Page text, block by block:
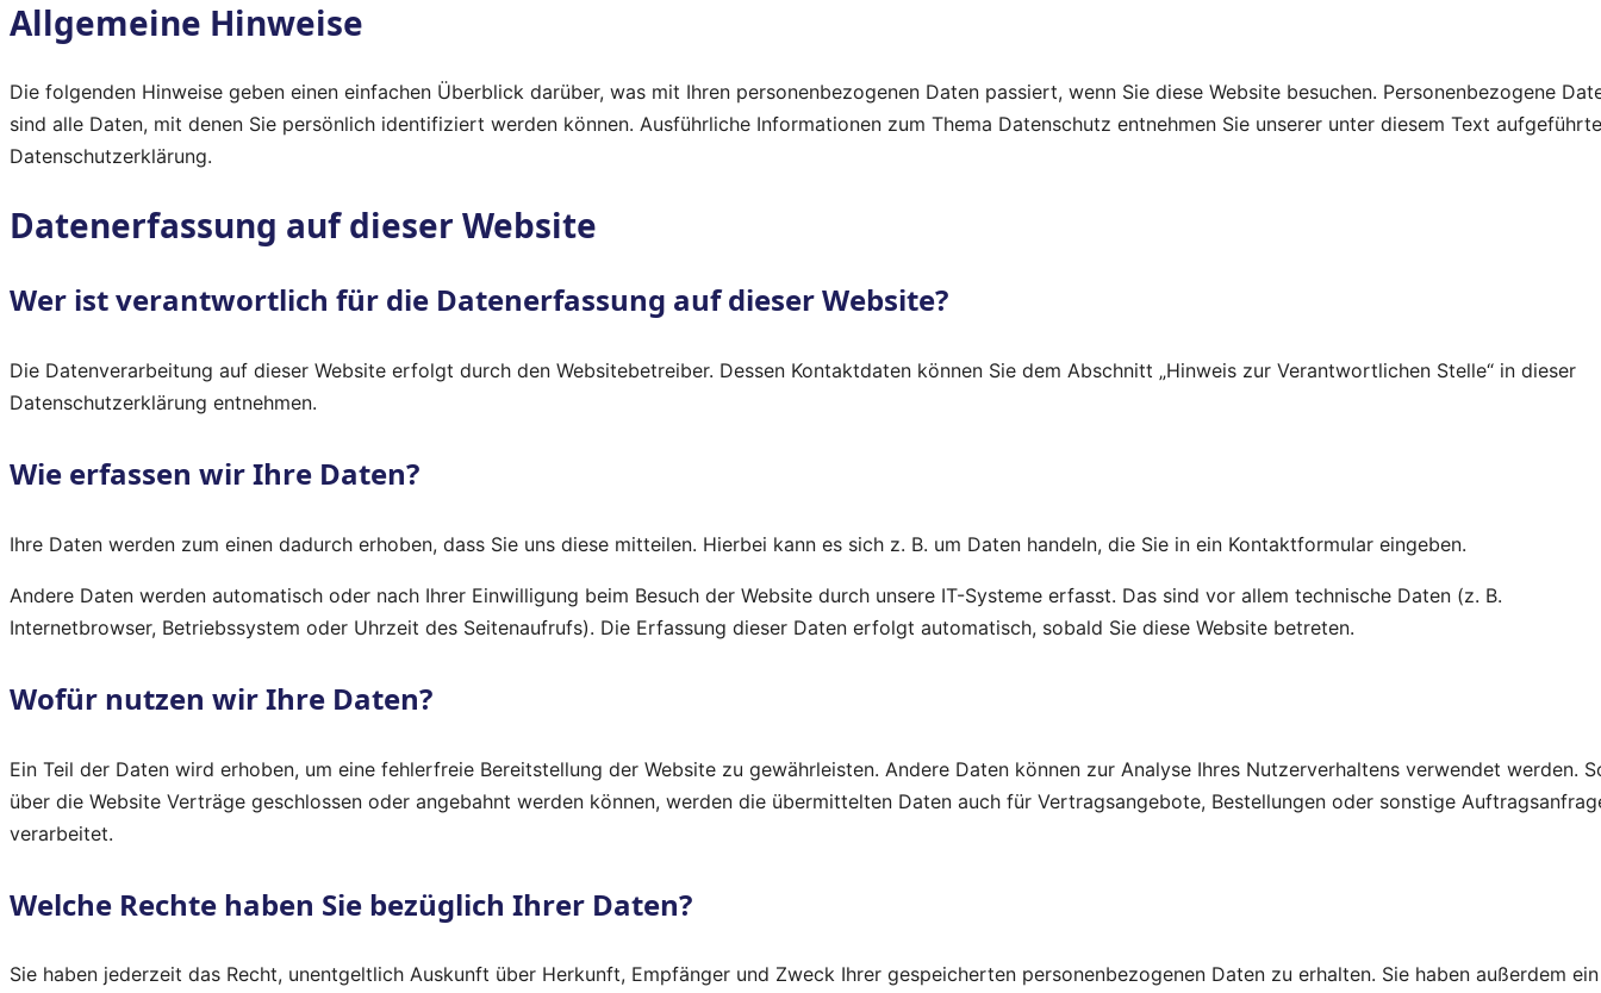
Allgemeine Hinweise
Die folgenden Hinweise geben einen einfachen Überblick darüber, was mit Ihren personenbezogenen Daten passiert, wenn Sie diese Website besuchen. Personenbezogene
sind alle Daten, mit denen Sie persönlich identifiziert werden können. Ausführliche Informationen zum Thema Datenschutz entnehmen Sie unserer unter diesem Text
Datenschutzerklärung.
Datenerfassung auf dieser Website
Wer ist verantwortlich für die Datenerfassung auf dieser Website?
Die Datenverarbeitung auf dieser Website erfolgt durch den Websitebetreiber. Dessen Kontaktdaten können Sie dem Abschnitt „Hinweis zur Verantwortlichen Stelle“ in dieser
Datenschutzerklärung entnehmen.
Wie erfassen wir Ihre Daten?
Ihre Daten werden zum einen dadurch erhoben, dass Sie uns diese mitteilen. Hierbei kann es sich z. B. um Daten handeln, die Sie in ein Kontaktformular eingeben.
Andere Daten werden automatisch oder nach Ihrer Einwilligung beim Besuch der Website durch unsere IT-Systeme erfasst. Das sind vor allem technische Daten (z. B.
Internetbrowser, Betriebssystem oder Uhrzeit des Seitenaufrufs). Die Erfassung dieser Daten erfolgt automatisch, sobald Sie diese Website betreten.
Wofür nutzen wir Ihre Daten?
Ein Teil der Daten wird erhoben, um eine fehlerfreie Bereitstellung der Website zu gewährleisten. Andere Daten können zur Analyse Ihres Nutzerverhaltens verwendet werden.
über die Website Verträge geschlossen oder angebahnt werden können, werden die übermittelten Daten auch für Vertragsangebote, Bestellungen oder sonstige
verarbeitet.
Welche Rechte haben Sie bezüglich Ihrer Daten?
Sie haben jederzeit das Recht, unentgeltlich Auskunft über Herkunft, Empfänger und Zweck Ihrer gespeicherten personenbezogenen Daten zu erhalten. Sie haben außerdem ein